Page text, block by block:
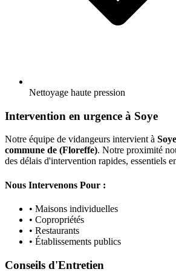
Nettoyage haute pression
Intervention en urgence à Soye
Notre équipe de vidangeurs intervient à
commune de (Floreffe). Notre proximité
des délais d'intervention rapides, essentiels
Nous Intervenons Pour :
• Maisons individuelles
• Copropriétés
• Restaurants
• Établissements publics
Conseils d'Entretien